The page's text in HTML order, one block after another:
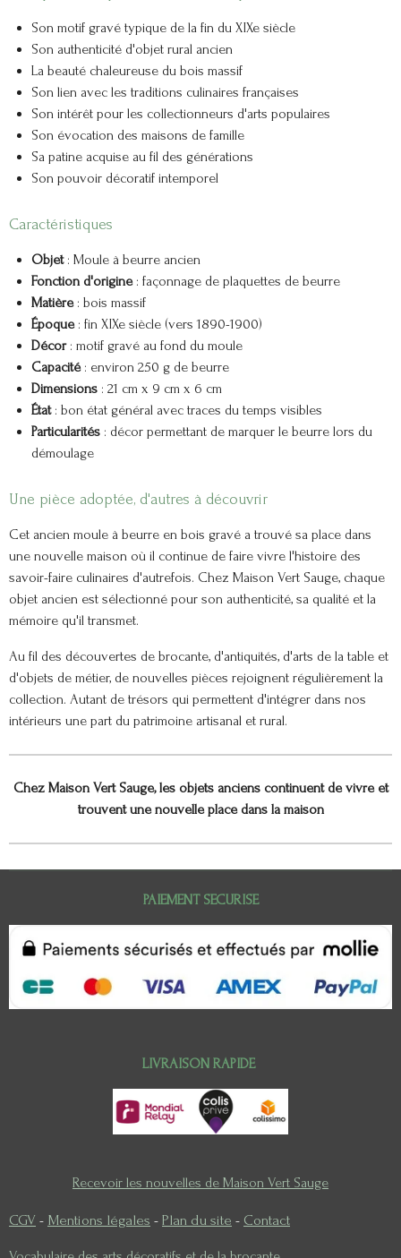
Son motif gravé typique de la fin du XIXe siècle
Son authenticité d'objet rural ancien
La beauté chaleureuse du bois massif
Son lien avec les traditions culinaires françaises
Son intérêt pour les collectionneurs d'arts populaires
Son évocation des maisons de famille
Sa patine acquise au fil des générations
Son pouvoir décoratif intemporel
Caractéristiques
Objet: Moule à beurre ancien
Fonction d'origine: façonnage de plaquettes de beurre
Matière: bois massif
Époque: fin XIXe siècle (vers 1890-1900)
Décor: motif gravé au fond du moule
Capacité: environ 250 g de beurre
Dimensions: 21 cm x 9 cm x 6 cm
État: bon état général avec traces du temps visibles
Particularités: décor permettant de marquer le beurre lors du
démoulage
Une pièce adoptée, d'autres à découvrir
Cet ancien moule à beurre en bois gravé a trouvé sa place dans
une nouvelle maison où il continue de faire vivre l'histoire des
savoir-faire culinaires d'autrefois. Chez Maison Vert Sauge, chaque
objet ancien est sélectionné pour son authenticité, sa qualité et la
mémoire qu'il transmet.
Au fil des découvertes de brocante, d'antiquités, d'arts de la table et
d'objets de métier, de nouvelles pièces rejoignent régulièrement la
collection. Autant de trésors qui permettent d'intégrer dans nos
intérieurs une part du patrimoine artisanal et rural.
Chez Maison Vert Sauge, les objets anciens continuent de vivre et
trouvent une nouvelle place dans la maison
PAIEMENT SECURISE
LIVRAISON RAPIDE
Recevoir les nouvelles de Maison Vert Sauge
CGV - Mentions légales - Plan du site - Contact